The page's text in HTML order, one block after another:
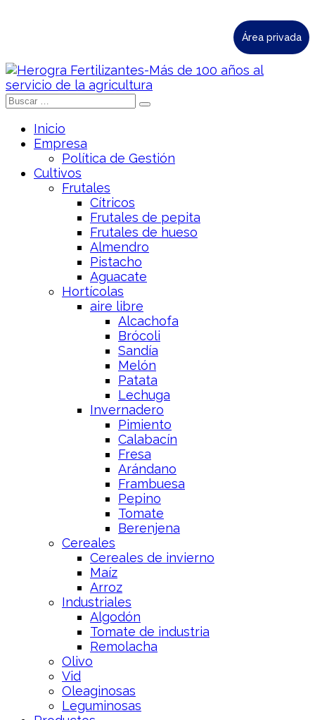
Área privada
Inicio
Empresa
Política de Gestión
Cultivos
Frutales
Cítricos
Frutales de pepita
Frutales de hueso
Almendro
Pistacho
Aguacate
Hortícolas
aire libre
Alcachofa
Brócoli
Sandía
Melón
Patata
Lechuga
Invernadero
Pimiento
Calabacín
Fresa
Arándano
Frambuesa
Pepino
Tomate
Berenjena
Cereales
Cereales de invierno
Maíz
Arroz
Industriales
Algodón
Tomate de industria
Remolacha
Olivo
Vid
Oleaginosas
Leguminosas